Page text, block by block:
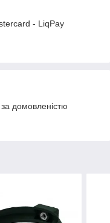
- LiqPay
домовленістю